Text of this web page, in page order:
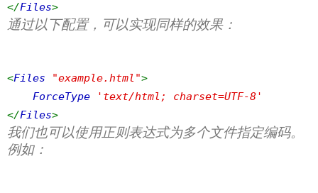
</Files>
通过以下配置，可以实现同样的效果：
<Files "example.html">
ForceType
'text/html; charset=UTF-8'
</Files>
我们也可以使用正则表达式为多个文件指定编码。
例如：